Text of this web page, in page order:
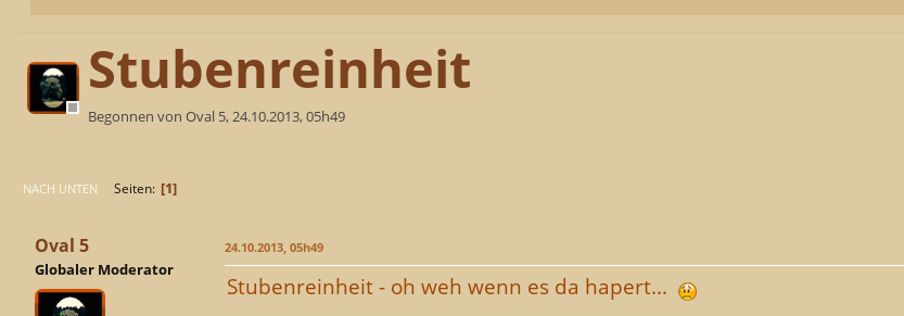
Stubenreinheit
Begonnen von Oval 5, 24.10.2013, 05h49
NACH UNTEN Seiten 1
Oval 5
Globaler Moderator
24.10.2013, 05h49
Stubenreinheit - oh weh wenn es da hapert...